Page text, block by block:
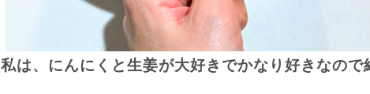
私は、にんにくと生姜が大好きでかなり好きなので